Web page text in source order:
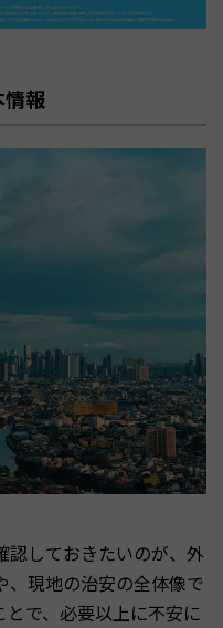
情報
認しておきたいのが、外
、現地の治安の全体像で
で、必要以上に不安に